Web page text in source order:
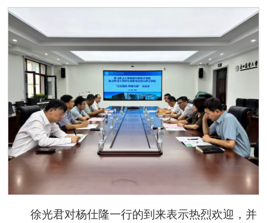
徐光君对杨仕隆一行的到来表示热烈欢迎，并